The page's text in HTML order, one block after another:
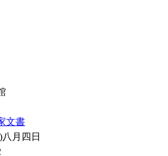
文書
月四日